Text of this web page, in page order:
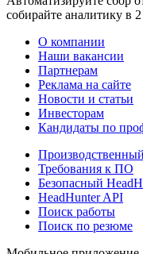
собирайте аналитику в
О компании
Наши вакансии
Партнерам
Реклама на сайте
Новости и статьи
Инвесторам
Кандидаты по
Требования к ПО
Безопасный
HeadHunter API
Поиск работы
Поиск по резюме